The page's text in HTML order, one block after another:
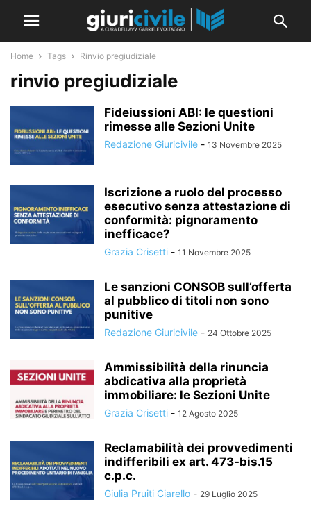
Home Tags Rinvio pregiudiziale
rinvio pregiudiziale
Fideiussioni ABI: le questioni
rimesse alle Sezioni Unite
Redazione Giuricivile - 13 Novembre 2025
Iscrizione a ruolo del processo
esecutivo senza attestazione di
conformità: pignoramento
inefficace?
Grazia Crisetti - 11 Novembre 2025
Le sanzioni CONSOB sull’offerta
al pubblico di titoli non sono
punitive
Redazione Giuricivile - 24 Ottobre 2025
Ammissibilità della rinuncia
abdicativa alla proprietà
immobiliare: le Sezioni Unite
Grazia Crisetti - 12 Agosto 2025
Reclamabilità dei provvedimenti
indifferibili ex art. 473-bis.15
c.p.c.
Giulia Pruiti Ciarello - 29 Luglio 2025